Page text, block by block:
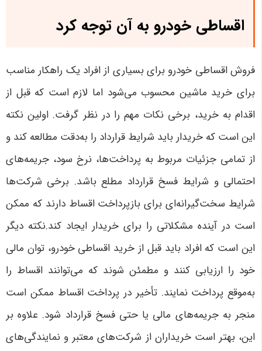
اقساطی خودرو به آن توجه کرد
فروش اقساطی خودرو برای بسیاری از افراد یک راهکار مناسب
برای خرید ماشین محسوب می‌شود اما لازم است که قبل از
اقدام به خرید، برخی نکات مهم را در نظر گرفت. اولین نکته
این است که خریدار باید شرایط قرارداد را به‌دقت مطالعه کند و
از تمامی جزئیات مربوط به پرداخت‌ها، نرخ سود، جریمه‌های
احتمالی و شرایط فسخ قرارداد مطلع باشد. برخی شرکت‌ها
شرایط سخت‌گیرانه‌ای برای بازپرداخت اقساط دارند که ممکن
است در آینده مشکلاتی را برای خریدار ایجاد کند.نکته دیگر
این است که افراد باید قبل از خرید اقساطی خودرو، توان مالی
خود را ارزیابی کنند و مطمئن شوند که می‌توانند اقساط را
به‌موقع پرداخت نمایند. تأخیر در پرداخت اقساط ممکن است
منجر به جریمه‌های مالی یا حتی فسخ قرارداد شود. علاوه بر
این، بهتر است خریداران از شرکت‌های معتبر و نمایندگی‌های